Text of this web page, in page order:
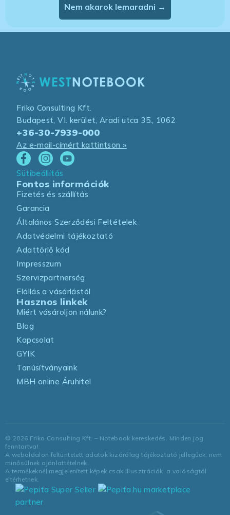
Nem akarok lemaradni →
Friko Consulting Kft.
Budapest, VI. kerület, Aradi utca 35., 1062
+36-30-7939-000
Az e-mail-címért kattintson »
Sütibeállítás
Fontos információk
Fizetés és szállítás
Garancia
Általános Szerződési Feltételek
Adatvédelmi tájékoztató
Adattörlő kód
Impresszum
Szervizpartnerség
Elállás a vásárlástól
Hasznos linkek
Miért vásároljon nálunk?
Blog
Kapcsolat
GYIK
Tanúsítványaink
MBH online Áruhitel
© 2026 Friko Consulting Kft. – Notebook kereskedés. Minden jog
fenntartva!
A weboldalon feltüntetett adatok kizárólag tájékoztató jellegűek, nem
minősülnek ajánlattételnek.
A termékeknél megjelenített képek csak illusztrációk, a valóságtól
eltérhetnek.
marketplace
partner